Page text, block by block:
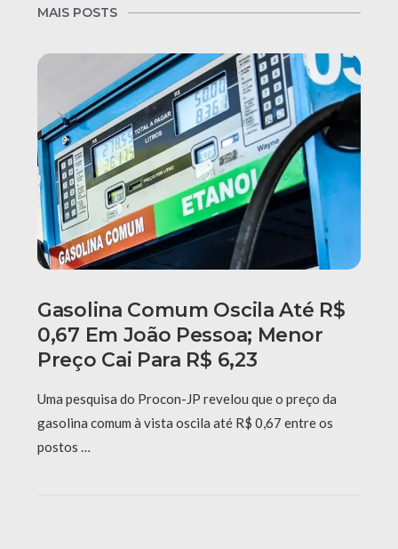
MAIS POSTS
Gasolina Comum Oscila Até R$
0,67 Em João Pessoa; Menor
Preço Cai Para R$ 6,23
Uma pesquisa do Procon-JP revelou que o preço da
gasolina comum à vista oscila até R$ 0,67 entre os
postos …